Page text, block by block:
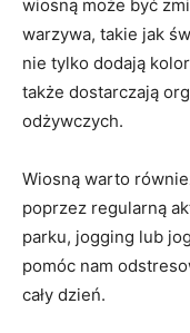
wiosną może być
warzywa, takie jak
nie tylko dodają
także dostarczają
‍odżywczych.
Wiosną⁣ warto
poprzez regularną
parku, jogging lub‌
⁢pomóc​ nam‌
‍cały dzień.